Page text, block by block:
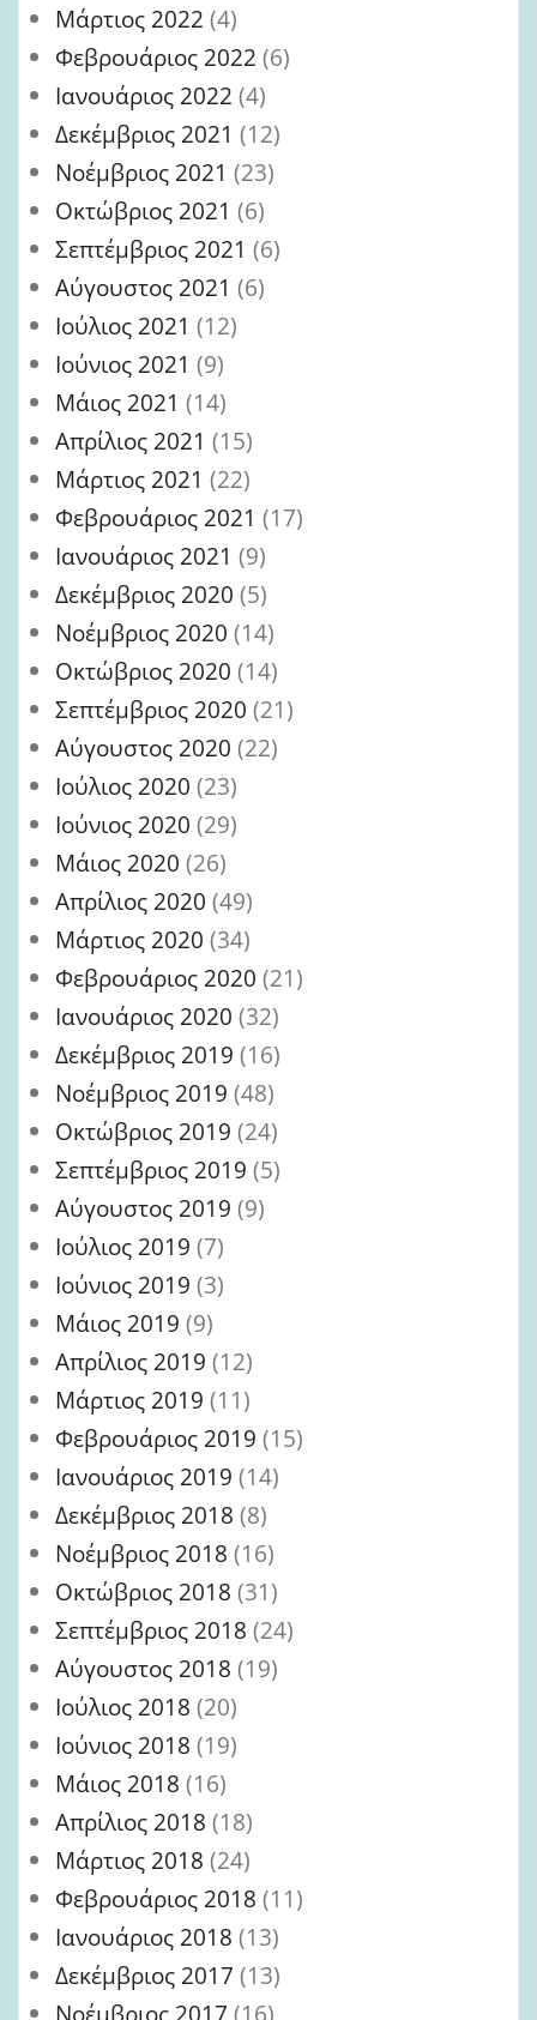
Μάρτιος 2022 (4)
Φεβρουάριος 2022 (6)
Ιανουάριος 2022 (4)
Δεκέμβριος 2021 (12)
Νοέμβριος 2021 (23)
Οκτώβριος 2021 (6)
Σεπτέμβριος 2021 (6)
Αύγουστος 2021 (6)
Ιούλιος 2021 (12)
Ιούνιος 2021 (9)
Μάιος 2021 (14)
Απρίλιος 2021 (15)
Μάρτιος 2021 (22)
Φεβρουάριος 2021 (17)
Ιανουάριος 2021 (9)
Δεκέμβριος 2020 (5)
Νοέμβριος 2020 (14)
Οκτώβριος 2020 (14)
Σεπτέμβριος 2020 (21)
Αύγουστος 2020 (22)
Ιούλιος 2020 (23)
Ιούνιος 2020 (29)
Μάιος 2020 (26)
Απρίλιος 2020 (49)
Μάρτιος 2020 (34)
Φεβρουάριος 2020 (21)
Ιανουάριος 2020 (32)
Δεκέμβριος 2019 (16)
Νοέμβριος 2019 (48)
Οκτώβριος 2019 (24)
Σεπτέμβριος 2019 (5)
Αύγουστος 2019 (9)
Ιούλιος 2019 (7)
Ιούνιος 2019 (3)
Μάιος 2019 (9)
Απρίλιος 2019 (12)
Μάρτιος 2019 (11)
Φεβρουάριος 2019 (15)
Ιανουάριος 2019 (14)
Δεκέμβριος 2018 (8)
Νοέμβριος 2018 (16)
Οκτώβριος 2018 (31)
Σεπτέμβριος 2018 (24)
Αύγουστος 2018 (19)
Ιούλιος 2018 (20)
Ιούνιος 2018 (19)
Μάιος 2018 (16)
Απρίλιος 2018 (18)
Μάρτιος 2018 (24)
Φεβρουάριος 2018 (11)
Ιανουάριος 2018 (13)
Δεκέμβριος 2017 (13)
Νοέμβριος 2017 (16)